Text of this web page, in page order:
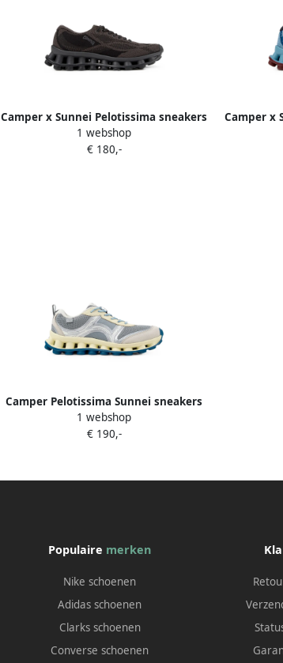
Camper x Sunnei Pelotissima sneakers
Grijs
1 webshop
€ 180,-
Camper x
Camper Pelotissima Sunnei sneakers
Grijs
1 webshop
€ 190,-
Populaire merken
Nike schoenen
Adidas schoenen
Clarks schoenen
Converse schoenen